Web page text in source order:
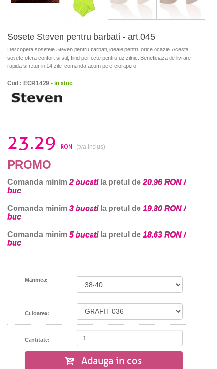
Sosete Steven pentru barbati - art.045
Descopera sosetele Steven pentru barbati, ideale pentru orice ocazie. Aceste
sosete ofera confort si stil, fiind perfecte pentru uz zilnic. Beneficiaza de livrare
rapida si retur in 14 zile, comanda acum pe e-ciorapi.ro!
Cod : ECR1429 - in stoc
23.29 RON (tva inclus)
PROMO
Comanda minim 2 bucatila pretul de 20.96 RON /
buc
Comanda minim 3 bucatila pretul de 19.80 RON /
buc
Comanda minim 5 bucatila pretul de 18.63 RON /
buc
Marimea:
Culoarea:
Cantitate:
Adauga in cos